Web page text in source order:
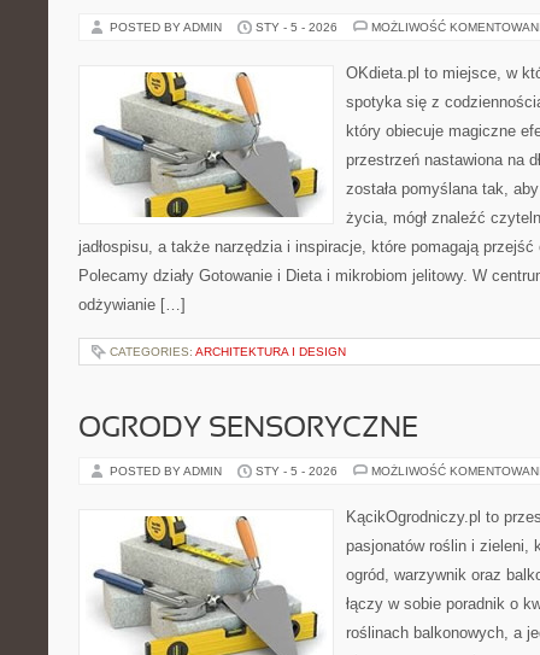
POSTED BY ADMIN STY - 5 - 2026 MOŻLIWOŚĆ
OKdieta.pl to miejsce, w
spotyka się z
który obiecuje magiczne
przestrzeń nastawiona na
została pomyślana tak,
życia, mógł znaleźć
jadłospisu, a także narzędzia i inspiracje, które pomagają przejść
Polecamy działy Gotowanie i Dieta i mikrobiom jelitowy. W
odżywianie […]
CATEGORIES: ARCHITEKTURA I DESIGN
OGRODY SENSORYCZNE
POSTED BY ADMIN STY - 5 - 2026 MOŻLIWOŚĆ
KącikOgrodniczy.pl to
pasjonatów roślin i zieleni,
ogród, warzywnik oraz
łączy w sobie poradnik o
roślinach balkonowych, a